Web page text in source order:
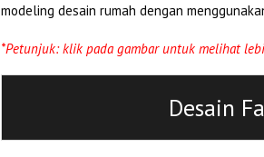
modeling desain rumah dengan
*Petunjuk: klik pada gambar untuk melihat
Desain